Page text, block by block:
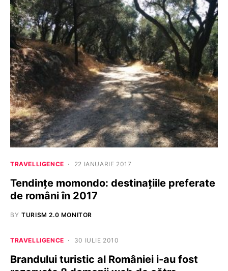
TRAVELLIGENCE 22 IANUARIE 2017
Tendințe momondo: destinațiile preferate
de români în 2017
BY TURISM 2.0 MONITOR
TRAVELLIGENCE 30 IULIE 2010
Brandului turistic al României i-au fost